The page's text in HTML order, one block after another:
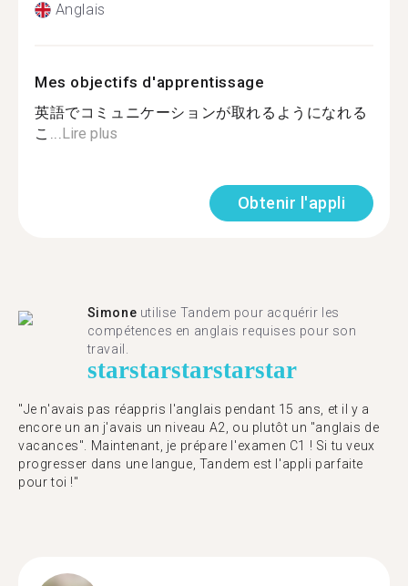
Anglais
Mes objectifs d'apprentissage
英語でコミュニケーションが取れるようになれる
こ...Lire plus
Obtenir l'appli
Simone utilise Tandem pour acquérir les
compétences en anglais requises pour son
travail.
starstarstarstarstar
"Je n'avais pas réappris l'anglais pendant 15 ans, et il y a
encore un an j'avais un niveau A2, ou plutôt un "anglais de
vacances". Maintenant, je prépare l'examen C1 ! Si tu veux
progresser dans une langue, Tandem est l'appli parfaite
pour toi !"